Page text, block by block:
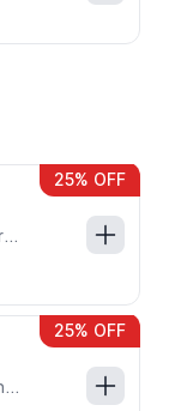
25% OFF
25% OFF